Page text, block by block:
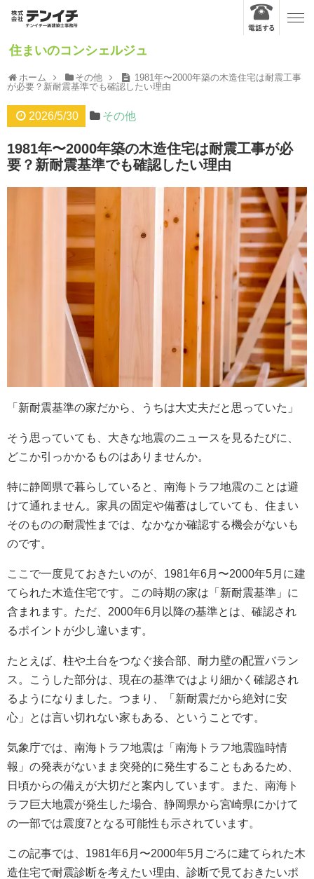
住まいのコンシェルジュ
ホーム その他
1981年〜2000年築の木造住宅は耐震工事
が必要？新耐震基準でも確認したい理由
2026/5/30 その他
1981年〜2000年築の木造住宅は耐震工事が必
要？新耐震基準でも確認したい理由
「新耐震基準の家だから、うちは大丈夫だと思っていた」
そう思っていても、大きな地震のニュースを見るたびに、
どこか引っかかるものはありませんか。
特に静岡県で暮らしていると、南海トラフ地震のことは避
けて通れません。家具の固定や備蓄はしていても、住まい
そのものの耐震性までは、なかなか確認する機会がないも
のです。
ここで一度見ておきたいのが、1981年6月〜2000年5月に建
てられた木造住宅です。この時期の家は「新耐震基準」に
含まれます。ただ、2000年6月以降の基準とは、確認され
るポイントが少し違います。
たとえば、柱や土台をつなぐ接合部、耐力壁の配置バラン
ス。こうした部分は、現在の基準ではより細かく確認され
るようになりました。つまり、「新耐震だから絶対に安
心」とは言い切れない家もある、ということです。
気象庁では、南海トラフ地震は「南海トラフ地震臨時情
報」の発表がないまま突発的に発生することもあるため、
日頃からの備えが大切だと案内しています。また、南海ト
ラフ巨大地震が発生した場合、静岡県から宮崎県にかけて
の一部では震度7となる可能性も示されています。
この記事では、1981年6月〜2000年5月ごろに建てられた木
造住宅で耐震診断を考えたい理由、診断で見ておきたいポ